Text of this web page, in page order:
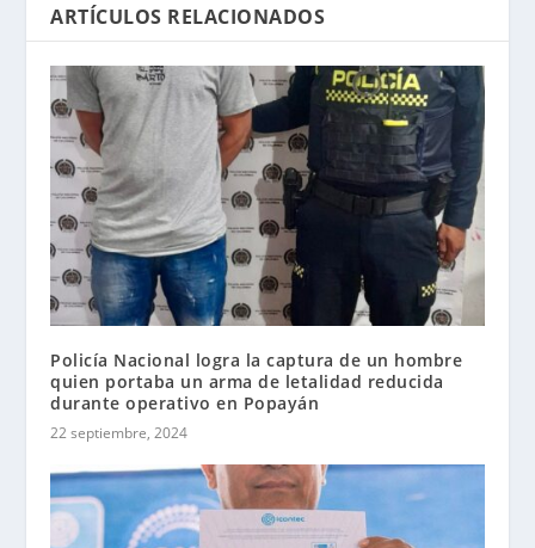
ARTÍCULOS RELACIONADOS
Policía Nacional logra la captura de un hombre
quien portaba un arma de letalidad reducida
durante operativo en Popayán
22 septiembre, 2024